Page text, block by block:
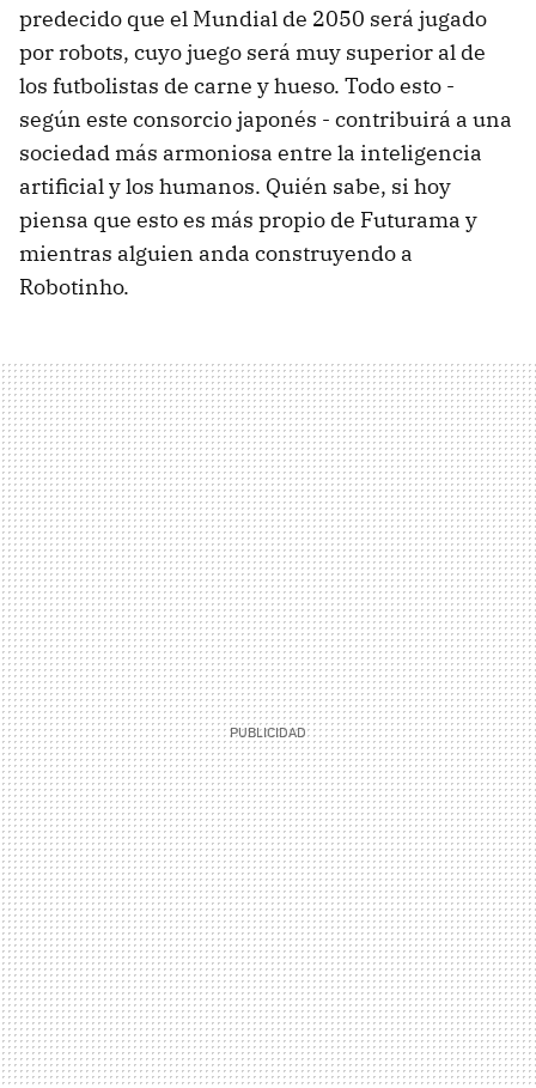
predecido que el Mundial de 2050 será jugado
por robots, cuyo juego será muy superior al de
los futbolistas de carne y hueso. Todo esto -
según este consorcio japonés - contribuirá a una
sociedad más armoniosa entre la inteligencia
artificial y los humanos. Quién sabe, si hoy
piensa que esto es más propio de Futurama y
mientras alguien anda construyendo a
Robotinho.